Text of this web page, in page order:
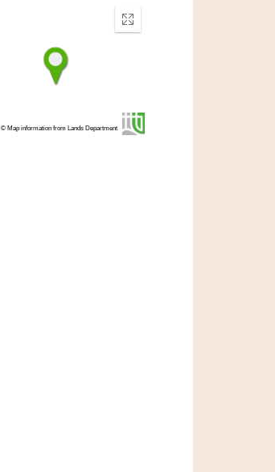
Enter
fullscreen
© Map information from Lands Department